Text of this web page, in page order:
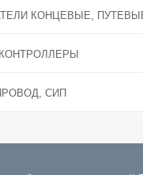
КОНЦЕВЫЕ,
СИП